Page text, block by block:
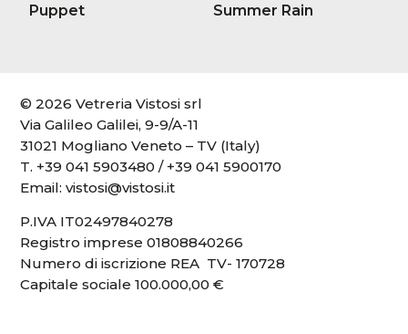
Puppet Summer Rain
© 2026 Vetreria Vistosi srl
Via Galileo Galilei, 9-9/A-11
31021 Mogliano Veneto – TV (Italy)
T. +39 041 5903480 / +39 041 5900170
Email:vistosi@vistosi.it
P.IVA IT02497840278
Registro imprese 01808840266
Numero di iscrizione REA TV- 170728
Capitale sociale 100.000,00 €